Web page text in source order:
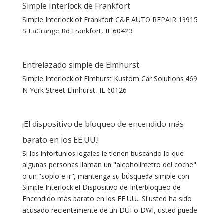
Simple Interlock de Frankfort
Simple Interlock of Frankfort C&E AUTO REPAIR 19915
S LaGrange Rd Frankfort, IL 60423
Entrelazado simple de Elmhurst
Simple Interlock of Elmhurst Kustom Car Solutions 469
N York Street Elmhurst, IL 60126
¡El dispositivo de bloqueo de encendido más
barato en los EE.UU.!
Si los infortunios legales le tienen buscando lo que
algunas personas llaman un "alcoholímetro del coche"
o un "soplo e ir", mantenga su búsqueda simple con
Simple Interlock el Dispositivo de Interbloqueo de
Encendido más barato en los EE.UU.. Si usted ha sido
acusado recientemente de un DUI o DWI, usted puede